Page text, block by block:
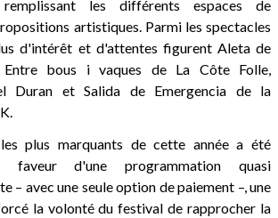
les différents espaces de
artistiques. Parmi les spectacles
d'intérêt et d'attentes figurent Aleta de
Entre bous i vaques de La Côte Folle,
Duran et Salida de Emergencia de la
plus marquants de cette année a été
faveur d'une programmation quasi
– avec une seule option de paiement –, une
la volonté du festival de rapprocher la